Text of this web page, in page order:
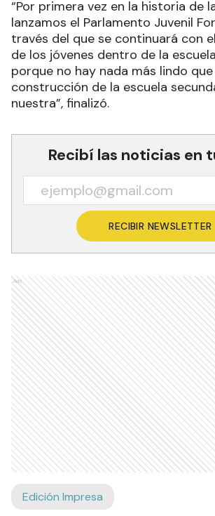
“Por primera vez en la historia de
lanzamos el Parlamento Juvenil
través del que se continuará con
de los jóvenes dentro de la
porque no hay nada más lindo que
construcción de la escuela
nuestra”, finalizó.
Recibí las noticias en
RECIBIR NEWSLETTER
Ads
Edición Impresa